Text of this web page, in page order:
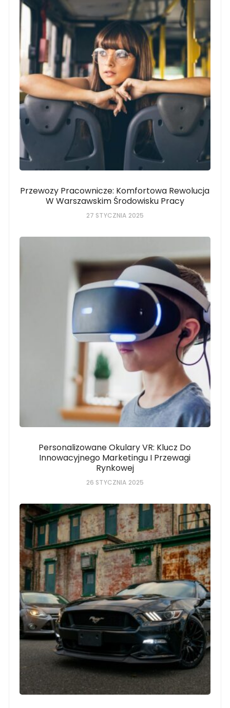
Przewozy Pracownicze: Komfortowa Rewolucja
W Warszawskim Środowisku Pracy
27 STYCZNIA 2025
Personalizowane Okulary VR: Klucz Do
Innowacyjnego Marketingu I Przewagi
Rynkowej
26 STYCZNIA 2025